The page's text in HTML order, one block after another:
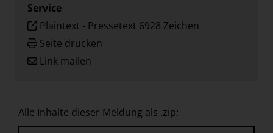
Service
Plaintext - Pressetext 6928 Zeichen
Seite drucken
Link mailen
Alle Inhalte dieser Meldung als .zip: